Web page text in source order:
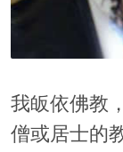
我皈依佛教
僧或居士的